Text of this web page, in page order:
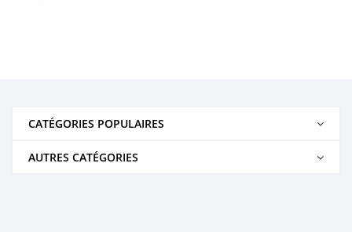
CATÉGORIES POPULAIRES
AUTRES CATÉGORIES